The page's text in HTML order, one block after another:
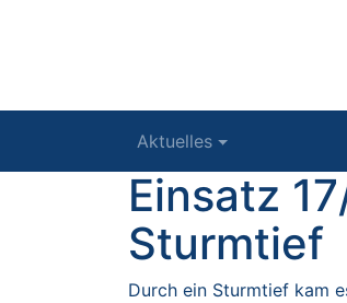
Aktuelles
Einsatz
Sturmtief
Durch ein Sturmtief kam